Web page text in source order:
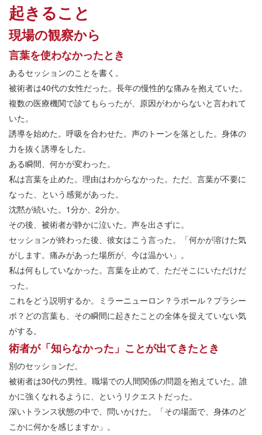
起きること
現場の観察から
言葉を使わなかったとき
あるセッションのことを書く。
被術者は40代の女性だった。長年の慢性的な痛みを抱えていた。
複数の医療機関で診てもらったが、原因がわからないと言われて
いた。
誘導を始めた。呼吸を合わせた。声のトーンを落とした。身体の
力を抜く誘導をした。
ある瞬間、何かが変わった。
私は言葉を止めた。理由はわからなかった。ただ、言葉が不要に
なった、という感覚があった。
沈黙が続いた。1分か、2分か。
その後、被術者が静かに泣いた。声を出さずに。
セッションが終わった後、彼女はこう言った。「何かが溶けた気
がします。痛みがあった場所が、今は温かい」。
私は何もしていなかった。言葉を止めて、ただそこにいただけだ
った。
これをどう説明するか。ミラーニューロン？ラポール？プラシー
ボ？どの言葉も、その瞬間に起きたことの全体を捉えていない気
がする。
術者が「知らなかった」ことが出てきたとき
別のセッションだ。
被術者は30代の男性。職場での人間関係の問題を抱えていた。誰
かに強くなれるように、というリクエストだった。
深いトランス状態の中で、問いかけた。「その場面で、身体のど
こかに何かを感じますか」。